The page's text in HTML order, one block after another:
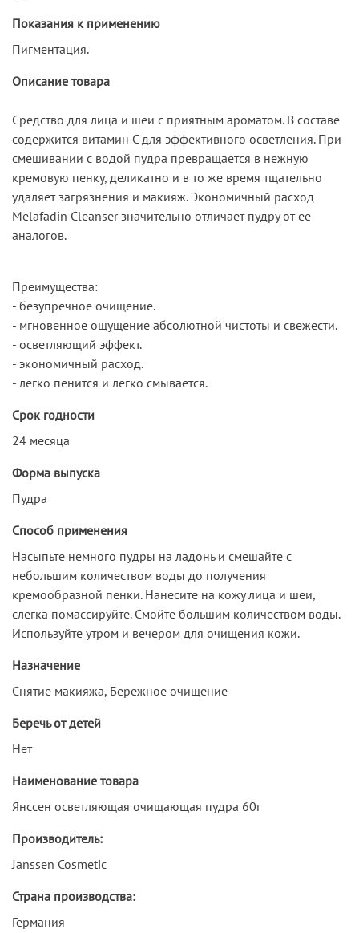
Показания к применению
Пигментация.
Описание товара
Средство для лица и шеи с приятным ароматом. В составе
содержится витамин С для эффективного осветления. При
смешивании с водой пудра превращается в нежную
кремовую пенку, деликатно и в то же время тщательно
удаляет загрязнения и макияж. Экономичный расход
Melafadin Cleanser значительно отличает пудру от ее
аналогов.
Преимущества:
- безупречное очищение.
- мгновенное ощущение абсолютной чистоты и свежести.
- осветляющий эффект.
- экономичный расход.
- легко пенится и легко смывается.
Срок годности
24 месяца
Форма выпуска
Пудра
Способ применения
Насыпьте немного пудры на ладонь и смешайте с
небольшим количеством воды до получения
кремообразной пенки. Нанесите на кожу лица и шеи,
слегка помассируйте. Смойте большим количеством воды.
Используйте утром и вечером для очищения кожи.
Назначение
Снятие макияжа, Бережное очищение
Беречь от детей
Нет
Наименование товара
Янссен осветляющая очищающая пудра 60г
Производитель:
Janssen Cosmetic
Страна производства:
Германия